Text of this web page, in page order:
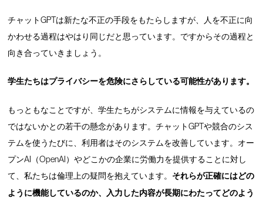
チャットGPTは新たな不正の手段をもたらしますが、人を不正に向
かわせる過程はやはり同じだと思っています。ですからその過程と
向き合っていきましょう。
学生たちはプライバシーを危険にさらしている可能性があります。
もっともなことですが、学生たちがシステムに情報を与えているの
ではないかとの若干の懸念があります。チャットGPTや競合のシス
テムを使うたびに、利用者はそのシステムを改善しています。オー
プンAI（OpenAI）やどこかの企業に労働力を提供することに対し
て、私たちは倫理上の疑問を抱えています。 それらが正確にはどの
ように機能しているのか、入力した内容が長期にわたってどのよう